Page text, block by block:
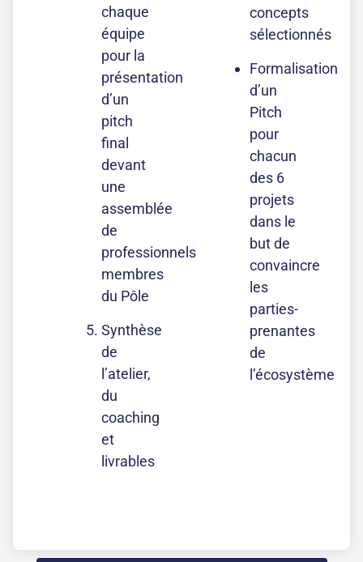
chaque
équipe
pour la
présentation
d’un
pitch
final
devant
une
assemblée
de
professionnels
membres
du Pôle
Synthèse
de
l’atelier,
du
coaching
et
livrables
concepts
sélectionnés
Formalisation
d’un
Pitch
pour
chacun
des 6
projets
dans le
but de
convaincre
les
parties-
prenantes
de
l’écosystème